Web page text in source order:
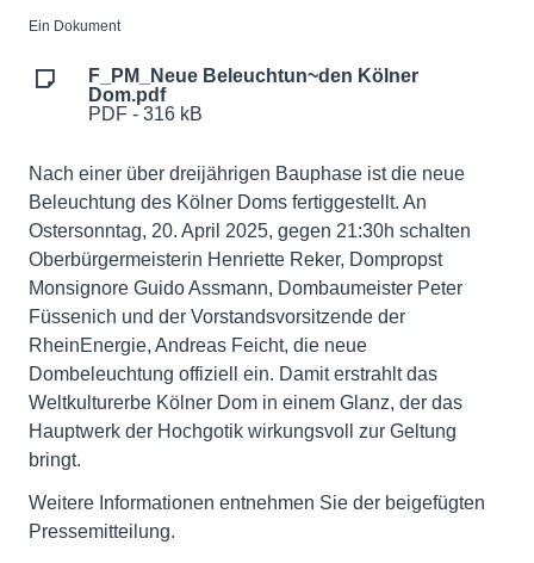
Ein Dokument
F_PM_Neue Beleuchtun~den Kölner
Dom.pdf
PDF - 316 kB
Nach einer über dreijährigen Bauphase ist die neue
Beleuchtung des Kölner Doms fertiggestellt. An
Ostersonntag, 20. April 2025, gegen 21:30h schalten
Oberbürgermeisterin Henriette Reker, Dompropst
Monsignore Guido Assmann, Dombaumeister Peter
Füssenich und der Vorstandsvorsitzende der
RheinEnergie, Andreas Feicht, die neue
Dombeleuchtung offiziell ein. Damit erstrahlt das
Weltkulturerbe Kölner Dom in einem Glanz, der das
Hauptwerk der Hochgotik wirkungsvoll zur Geltung
bringt.
Weitere Informationen entnehmen Sie der beigefügten
Pressemitteilung.